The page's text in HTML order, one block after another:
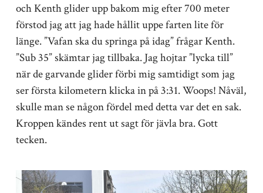
och Kenth glider upp bakom mig efter 700 meter
förstod jag att jag hade hållit uppe farten lite för
länge. ”Vafan ska du springa på idag” frågar Kenth.
”Sub 35” skämtar jag tillbaka. Jag hojtar ”lycka till”
när de garvande glider förbi mig samtidigt som jag
ser första kilometern klicka in på 3:31. Woops! Nåväl,
skulle man se någon fördel med detta var det en sak.
Kroppen kändes rent ut sagt för jävla bra. Gott
tecken.